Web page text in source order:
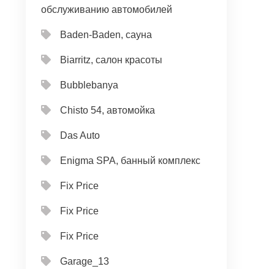
обслуживанию автомобилей
Baden-Baden, сауна
Biarritz, салон красоты
Bubblebanya
Chisto 54, автомойка
Das Auto
Enigma SPA, банный комплекс
Fix Price
Fix Price
Fix Price
Garage_13